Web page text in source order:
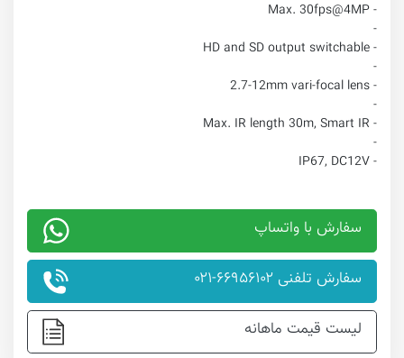
- Max. 30fps@4MP
-
- HD and SD output switchable
-
- 2.7-12mm vari-focal lens
-
- Max. IR length 30m, Smart IR
-
- IP67, DC12V
سفارش با واتساپ
سفارش تلفنی ۶۶۹۵۶۱۰۲-۰۲۱
لیست قیمت ماهانه